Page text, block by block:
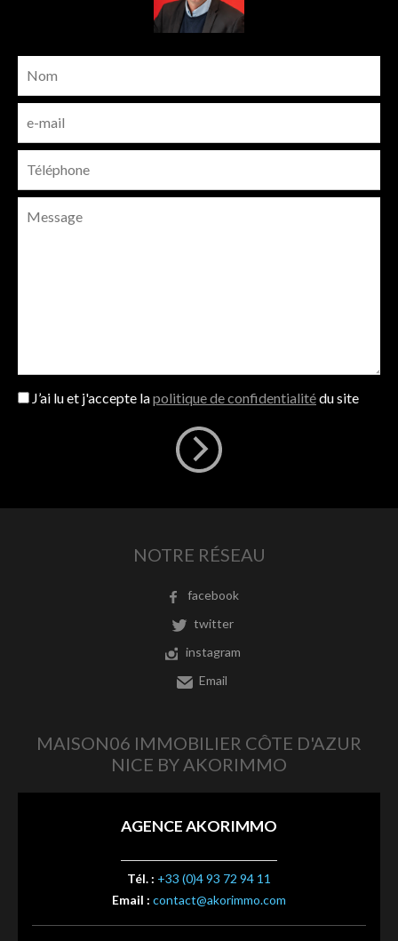
J’ai lu et j'accepte lapolitique de confidentialitédu site
NOTRE RÉSEAU
facebook
twitter
instagram
Email
MAISON06 IMMOBILIER CÔTE D'AZUR
NICE BY AKORIMMO
AGENCE AKORIMMO
Tél. : +33 (0)4 93 72 94 11
Email : contact@akorimmo.com